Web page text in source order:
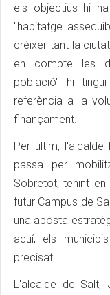
els objectius hi
"habitatge
créixer tant la
en compte les
població" hi
referència a la
finançament.
Per últim,
passa per
Sobretot, tenint
futur Campus de
una aposta
aquí, els
precisat.
L'alcalde de Salt,